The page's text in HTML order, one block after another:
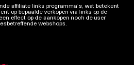
affiliate links programma’s, wat betekent
op bepaalde verkopen via links op de
effect op de aankopen noch de user
webshops.